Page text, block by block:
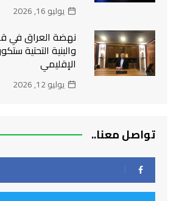
يوليو 16, 2026
نهضة العراق في
والبنية التحتية
الإقليمي
يوليو 12, 2026
تواصل معنا..